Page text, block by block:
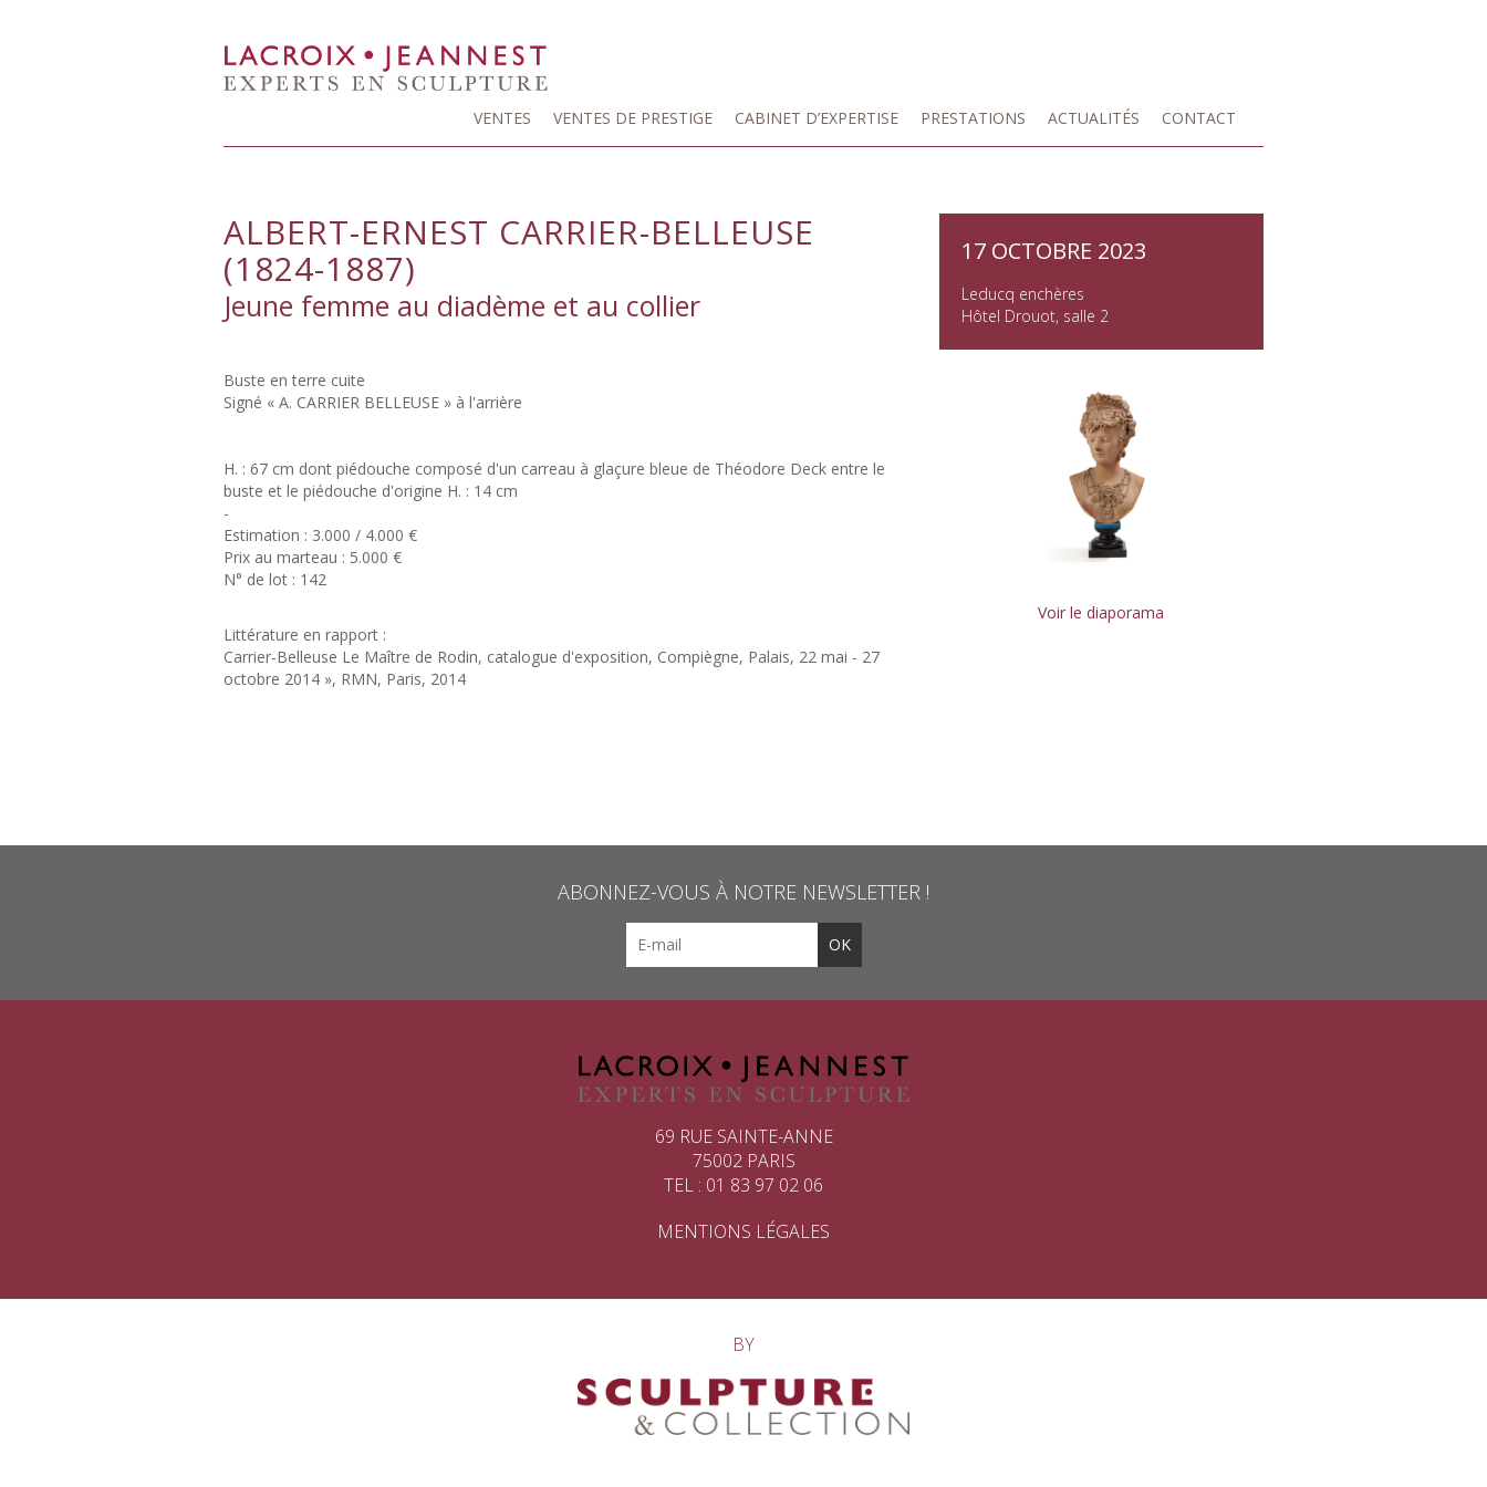
VENTES VENTES DE PRESTIGE CABINET D’EXPERTISE PRESTATIONS ACTUALITÉS CONTACT
ALBERT-ERNEST CARRIER-BELLEUSE
(1824-1887)
Jeune femme au diadème et au collier
Buste en terre cuite
Signé « A. CARRIER BELLEUSE » à l'arrière
H. : 67 cm dont piédouche composé d'un carreau à glaçure bleue de Théodore Deck entre le
buste et le piédouche d'origine H. : 14 cm
-
Estimation : 3.000 / 4.000 €
Prix au marteau : 5.000 €
N° de lot : 142
Littérature en rapport :
Carrier-Belleuse Le Maître de Rodin, catalogue d'exposition, Compiègne, Palais, 22 mai - 27
octobre 2014 », RMN, Paris, 2014
17 OCTOBRE 2023
Leducq enchères
Hôtel Drouot, salle 2
Voir le diaporama
ABONNEZ-VOUS À NOTRE NEWSLETTER !
69 RUE SAINTE-ANNE
75002 PARIS
TEL : 01 83 97 02 06
MENTIONS LÉGALES
BY